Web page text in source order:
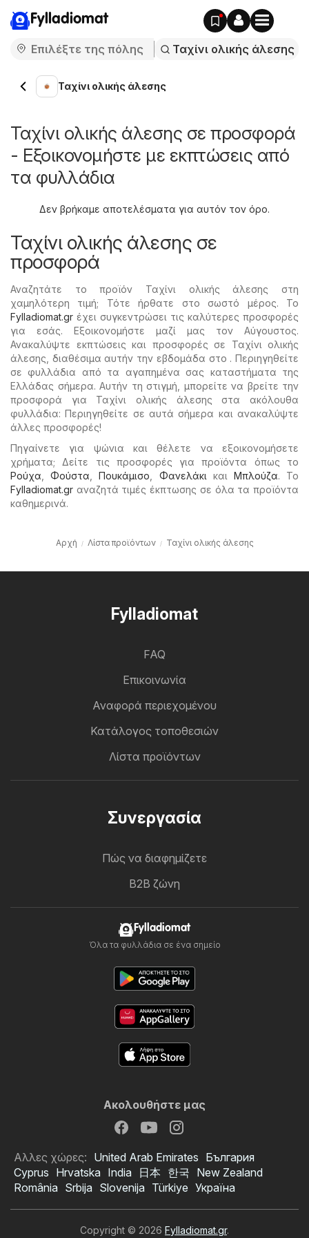
Fylladiomat
Ταχίνι ολικής άλεσης
Ταχίνι ολικής άλεσης σε προσφορά
- Εξοικονομήστε με εκπτώσεις από
τα φυλλάδια
Δεν βρήκαμε αποτελέσματα για αυτόν τον όρο.
Ταχίνι ολικής άλεσης σε
προσφορά
Αναζητάτε το προϊόν Ταχίνι ολικής άλεσης στη
χαμηλότερη τιμή; Τότε ήρθατε στο σωστό μέρος. Το
Fylladiomat.gr έχει συγκεντρώσει τις καλύτερες προσφορές
για εσάς. Εξοικονομήστε μαζί μας τον Αύγουστος.
Ανακαλύψτε εκπτώσεις και προσφορές σε Ταχίνι ολικής
άλεσης, διαθέσιμα αυτήν την εβδομάδα στο . Περιηγηθείτε
σε φυλλάδια από τα αγαπημένα σας καταστήματα της
Ελλάδας σήμερα. Αυτήν τη στιγμή, μπορείτε να βρείτε την
προσφορά για Ταχίνι ολικής άλεσης στα ακόλουθα
φυλλάδια: Περιηγηθείτε σε αυτά σήμερα και ανακαλύψτε
άλλες προσφορές!
Πηγαίνετε για ψώνια και θέλετε να εξοικονομήσετε
χρήματα; Δείτε τις προσφορές για προϊόντα όπως το
Ρούχα ,Φούστα ,Πουκάμισο Φανελάκι και Μπλούζα. Το
Fylladiomat.gr αναζητά τιμές έκπτωσης σε όλα τα προϊόντα
καθημερινά.
Αρχή Λίστα προϊόντων Ταχίνι ολικής άλεσης
Fylladiomat
FAQ
Επικοινωνία
Αναφορά περιεχομένου
Κατάλογος τοποθεσιών
Λίστα προϊόντων
Συνεργασία
Πώς να διαφημίζετε
B2B ζώνη
Fylladiomat
Όλα τα φυλλάδια σε ένα σημείο
Ακολουθήστε μας
Αλλες χώρες: United Arab Emirates България
Cyprus Hrvatska India 日本 한국 New Zealand
România Srbija Slovenija Türkiye Україна
Copyright © 2026 Fylladiomat.gr.